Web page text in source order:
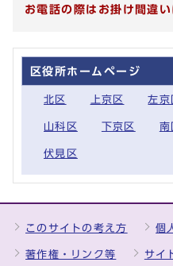
お電話の際はお掛け間違
区役所ホームページ
北区 上京区 左京
山科区 下京区 南
伏見区
このサイトの考え方 個
著作権・リンク等 サイ